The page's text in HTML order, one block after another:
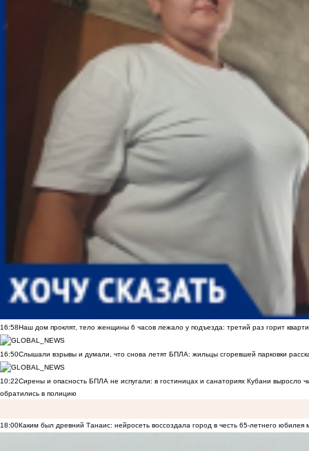
16:58Наш дом проклят, тело женщины 6 часов лежало у подъезда: третий раз горит
16:50Слышали взрывы и думали, что снова летят БПЛА: жильцы сгоревшей парковки
10:22Сирены и опасность БПЛА не испугали: в гостиницах и санаториях Кубани выросло
обратились в полицию
18:00Каким был древний Танаис: нейросеть воссоздала город в честь 65-летнего юбилея